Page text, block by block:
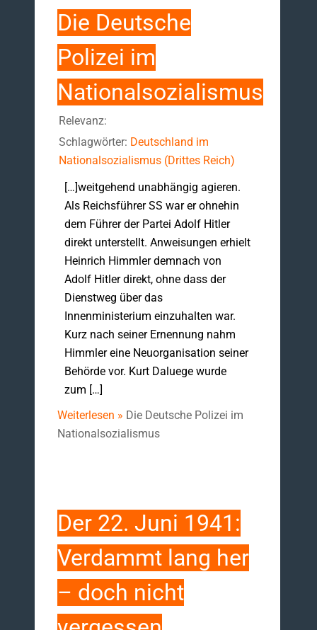
Die Deutsche
Polizei im
Nationalsozialismus
Relevanz:
Schlagwörter: Deutschland im
Nationalsozialismus (Drittes Reich)
[…]weitgehend unabhängig agieren.
Als Reichsführer SS war er ohnehin
dem Führer der Partei Adolf Hitler
direkt unterstellt. Anweisungen erhielt
Heinrich Himmler demnach von
Adolf Hitler direkt, ohne dass der
Dienstweg über das
Innenministerium einzuhalten war.
Kurz nach seiner Ernennung nahm
Himmler eine Neuorganisation seiner
Behörde vor. Kurt Daluege wurde
zum […]
Weiterlesen » Die Deutsche Polizei im
Nationalsozialismus
Der 22. Juni 1941:
Verdammt lang her
– doch nicht